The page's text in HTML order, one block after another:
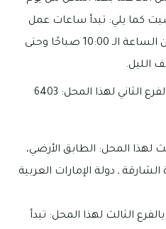
كما يلي: تبدأ ساعات عمل
المحل في هذه الأيام من الساعة الـ 10:00 صباحًا وحتى
رقم التواصل الخاص بالفرع الثاني لهذا المحل: 6403
لهذا المحل: الطابق الأرضي،
ـ دولة الإمارات العربية
الثالث لهذا المحل: تبدأ